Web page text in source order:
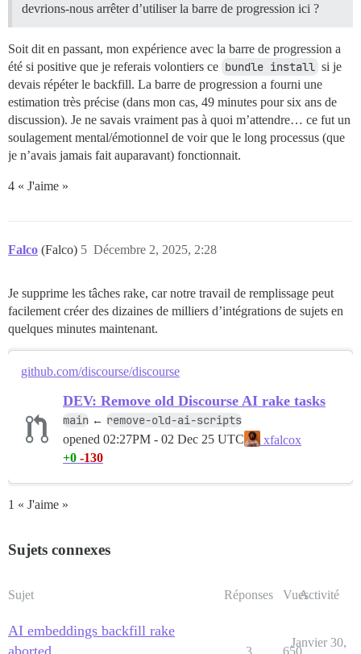
devrions-nous arrêter d’utiliser la barre de progression ici ?
Soit dit en passant, mon expérience avec la barre de progression a
été si positive que je referais volontiers ce bundle install si je
devais répéter le backfill. La barre de progression a fourni une
estimation très précise (dans mon cas, 49 minutes pour six ans de
discussion). Je ne savais vraiment pas à quoi m’attendre… ce fut un
soulagement mental/émotionnel de voir que le long processus (que
je n’avais jamais fait auparavant) fonctionnait.
4 « J'aime »
Falco (Falco) Décembre 2, 2025, 2:28
5
Je supprime les tâches rake, car notre travail de remplissage peut
facilement créer des dizaines de milliers d’intégrations de sujets en
quelques minutes maintenant.
github.com/discourse/discourse
DEV: Remove old Discourse AI rake tasks
main ← remove-old-ai-scripts
opened 02:27PM - 02 Dec 25 UTC
xfalcox
+0 -130
1 « J'aime »
Sujets connexes
Sujet Réponses VuesActivité
AI embeddings backfill rake
aborted
3 650
Janvier 30,